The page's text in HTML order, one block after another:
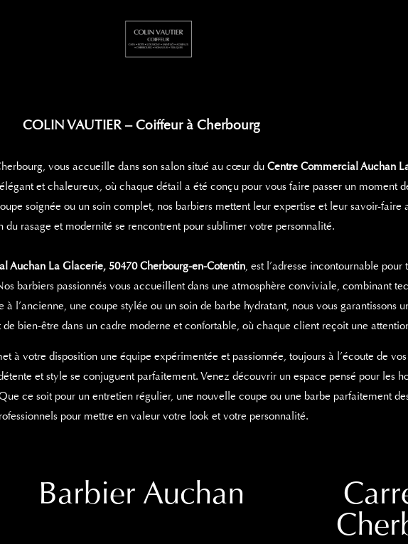
COLIN VAUTIER – Coiffeur à Cherbourg
vous accueille dans son salon situé au cœur duCentre Commercial Auchan
et chaleureux, où chaque détail a été conçu pour vous faire passer un moment
soignée ou un soin complet, nos barbiers mettent leur expertise et leur savoir-faire
du rasage et modernité se rencontrent pour sublimer votre personnalité.
Auchan La Glacerie, 50470 Cherbourg-en-Cotentin, est l’adresse incontournable
barbiers passionnés vous accueillent dans une atmosphère conviviale, combinant
l’ancienne, une coupe stylée ou un soin de barbe hydratant, nous vous garantissons
bien-être dans un cadre moderne et confortable, où chaque client reçoit une
à votre disposition une équipe expérimentée et passionnée, toujours à l’écoute de
et style se conjuguent parfaitement. Venez découvrir un espace pensé pour les
ce soit pour un entretien régulier, une nouvelle coupe ou une barbe parfaitement
pour mettre en valeur votre look et votre personnalité.
Barbier Auchan